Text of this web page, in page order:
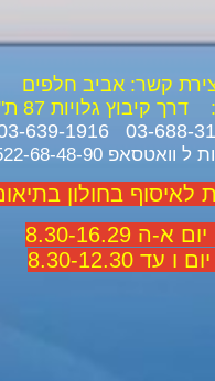
קשר: אביב חלפים
דרך קיבוץ גלויות 87 ת"א
וואטסאפ 0522-68-48-90
לאיסוף בחולון
יום א-ה 8.30-16.29
יום ו עד 8.30-12.30